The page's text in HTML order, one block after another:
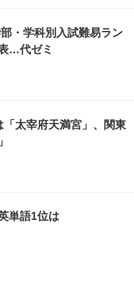
・学科別入試難易ラン
…代ゼミ
太宰府天満宮」、関東
単語1位は